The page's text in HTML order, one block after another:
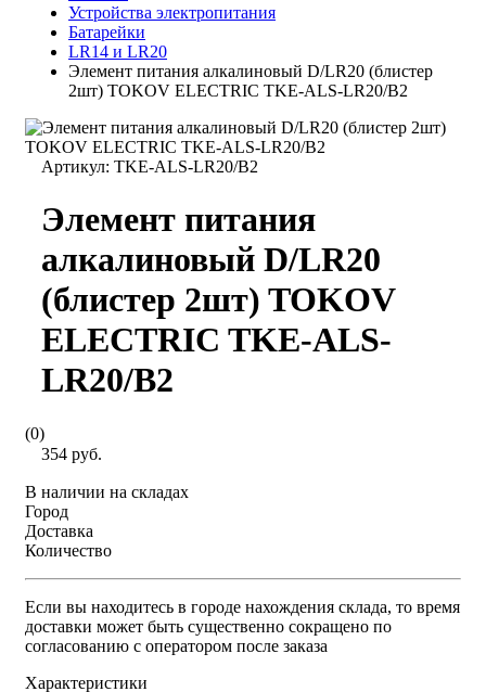
Устройства электропитания
Батарейки
LR14 и LR20
Элемент питания алкалиновый D/LR20 (блистер
2шт) TOKOV ELECTRIC TKE-ALS-LR20/B2
Артикул: TKE-ALS-LR20/B2
Элемент питания
алкалиновый D/LR20
(блистер 2шт) TOKOV
ELECTRIC TKE-ALS-
LR20/B2
(0)
354 руб.
В наличии на складах
Город
Доставка
Количество
Если вы находитесь в городе нахождения склада, то время
доставки может быть существенно сокращено по
согласованию с оператором после заказа
Характеристики